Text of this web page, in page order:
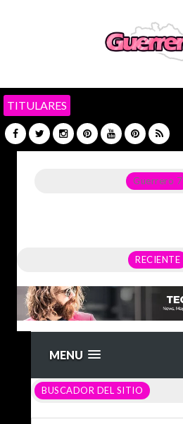
TITULARES
Guerrero 7
RECIENTE
MENU
BUSCADOR DEL SITIO